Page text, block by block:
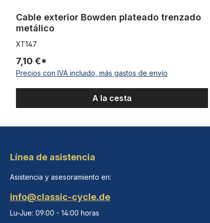
Cable exterior Bowden plateado trenzado
metálico
XT147
7,10 €*
Precios con IVA incluido, más gastos de envío
A la cesta
Línea de asistencia
Asistencia y asesoramiento en:
info@classic-cycle.de
Lu-Jue: 09:00 - 14:00 horas